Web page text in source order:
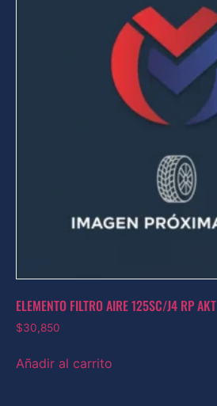
ELEMENTO FILTRO AIRE 125SC/J4 RP AKT
$30,850
Añadir al carrito